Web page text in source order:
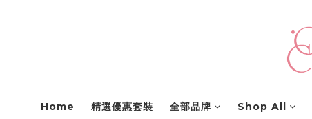
Home 精選優惠套裝 全部品牌 Shop All